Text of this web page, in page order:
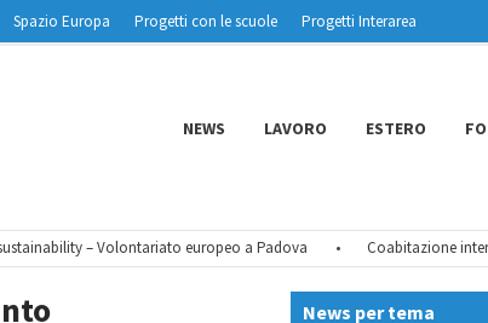
Spazio Europa Progetti con le scuole
Progetti Interarea
NEWS LAVORO ESTERO
– Volontariato europeo a Padova Coabitazione
News per tema